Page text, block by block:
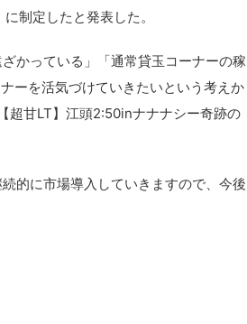
制定したと発表した。
かっている」「通常貸玉コーナーの稼
ーを活気づけていきたいという考えか
超甘LT】江頭2:50inナナナシー奇跡の
的に市場導入していきますので、今後